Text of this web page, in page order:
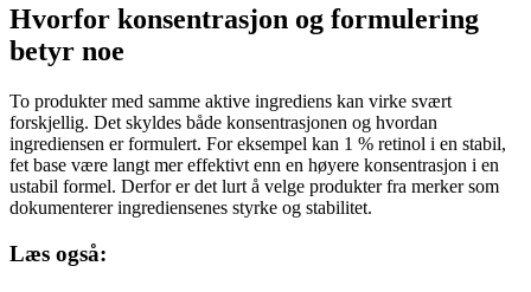
Hvorfor konsentrasjon og formulering
betyr noe
To produkter med samme aktive ingrediens kan virke svært
forskjellig. Det skyldes både konsentrasjonen og hvordan
ingrediensen er formulert. For eksempel kan 1 % retinol i en stabil,
fet base være langt mer effektivt enn en høyere konsentrasjon i en
ustabil formel. Derfor er det lurt å velge produkter fra merker som
dokumenterer ingrediensenes styrke og stabilitet.
Læs også: